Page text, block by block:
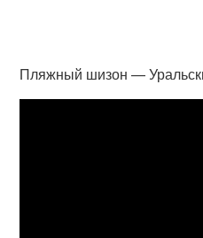
Пляжный шизон —